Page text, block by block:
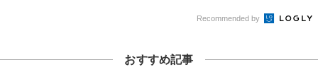
Recommended by
おすすめ記事